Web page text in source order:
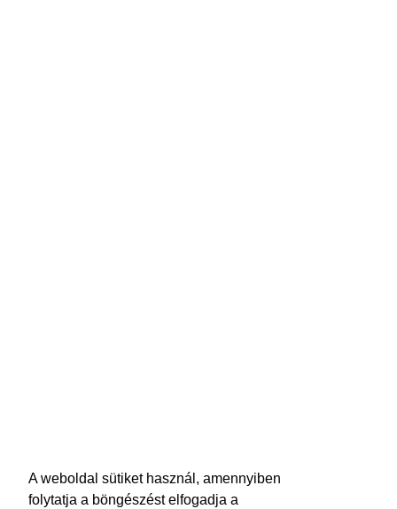
A weboldal sütiket használ, amennyiben
folytatja a böngészést elfogadja a